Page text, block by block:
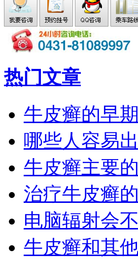
热门文章
牛皮癣的早
哪些人容易
牛皮癣主要
治疗牛皮癣
电脑辐射会
牛皮癣和其